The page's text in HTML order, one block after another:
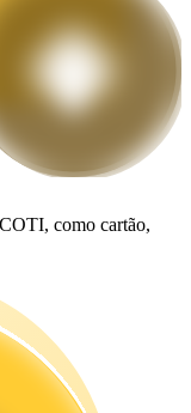
como cartão,